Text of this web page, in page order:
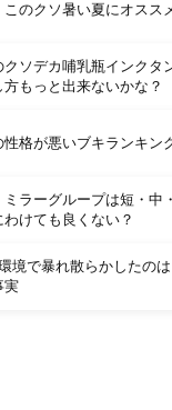
このクソ暑い夏にオスス
クソデカ哺乳瓶インクタ
もっと出来ないかな？
性格が悪いブキランキン
ミラーグループは短・中
わけても良くない？
境で暴れ散らかしたのは
実